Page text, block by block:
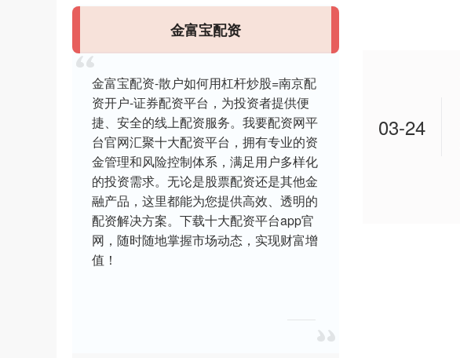
03-24
金富宝配资
金富宝配资-散户如何用杠杆炒股=南京配
资开户-证券配资平台，为投资者提供便
捷、安全的线上配资服务。我要配资网平
台官网汇聚十大配资平台，拥有专业的资
金管理和风险控制体系，满足用户多样化
的投资需求。无论是股票配资还是其他金
融产品，这里都能为您提供高效、透明的
配资解决方案。下载十大配资平台app官
网，随时随地掌握市场动态，实现财富增
值！